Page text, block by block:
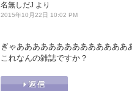
名無しだJ より
2015年10月22日 10:02 PM
ぎゃああああああああああああああ
これなんの雑誌ですか？